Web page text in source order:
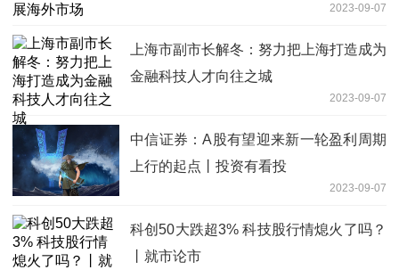
2023-09-07
上海市副市长解冬：努力把上海打造成为
金融科技人才向往之城
2023-09-07
中信证券：A股有望迎来新一轮盈利周期
上行的起点丨投资有看投
2023-09-07
科创50大跌超3% 科技股行情熄火了吗？
丨就市论市